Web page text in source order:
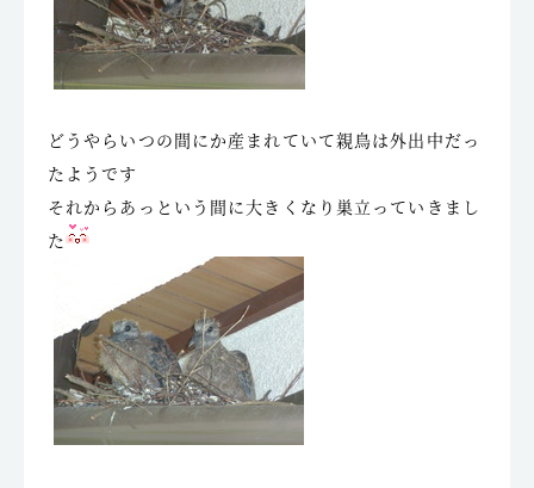
どうやらいつの間にか産まれていて親鳥は外出中だっ
たようです
それからあっという間に大きくなり巣立っていきまし
た